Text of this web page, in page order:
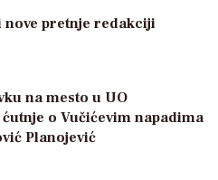
pretnje redakciji
na mesto u UO
o Vučićevim napadima
Planojević